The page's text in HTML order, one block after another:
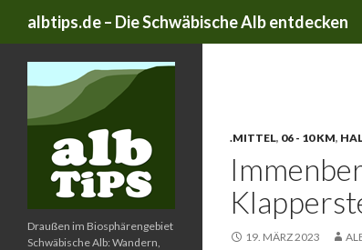
albtips.de – Die Schwäbische Alb entdecken
.MITTEL, 06 - 10 KM,
19. MÄRZ 2023
Draußen im Biosphärengebiet
Schwäbische Alb: Wandern,